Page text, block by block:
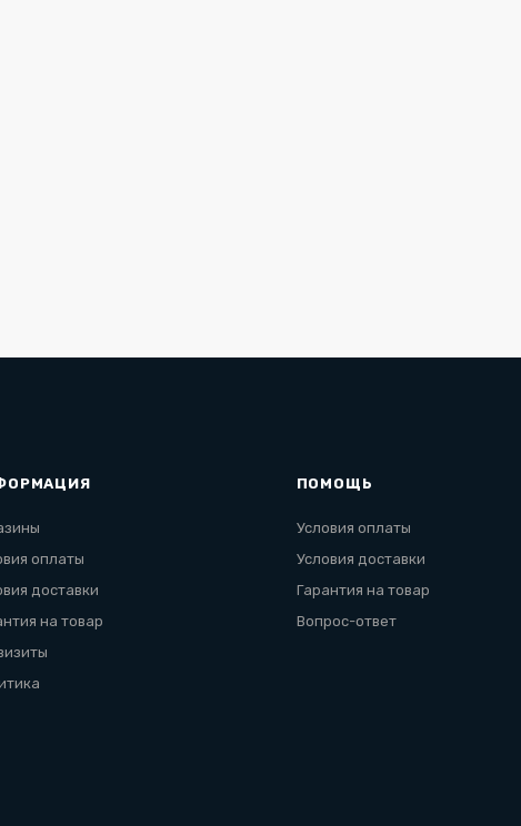
оплаты
доставки
на товар
ПОМОЩЬ
Условия оплаты
Условия доставки
Гарантия на товар
Вопрос-ответ